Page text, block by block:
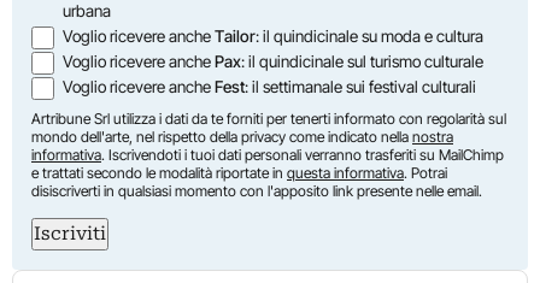
urbana
Voglio ricevere ancheTailor: il quindicinale su moda e cultura
Voglio ricevere anchePax: il quindicinale sul turismo culturale
Voglio ricevere ancheFest: il settimanale sui festival culturali
Artribune Srl utilizza i dati da te forniti per tenerti informato con regolarità sul
mondo dell'arte, nel rispetto della privacy come indicato nella nostra
informativa. Iscrivendoti i tuoi dati personali verranno trasferiti su MailChimp
e trattati secondo le modalità riportate in questa informativa. Potrai
disiscriverti in qualsiasi momento con l'apposito link presente nelle email.
Iscriviti